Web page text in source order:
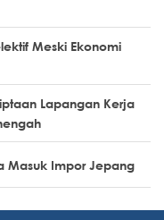
Meski Ekonomi
Lapangan Kerja
Masuk Impor Jepang